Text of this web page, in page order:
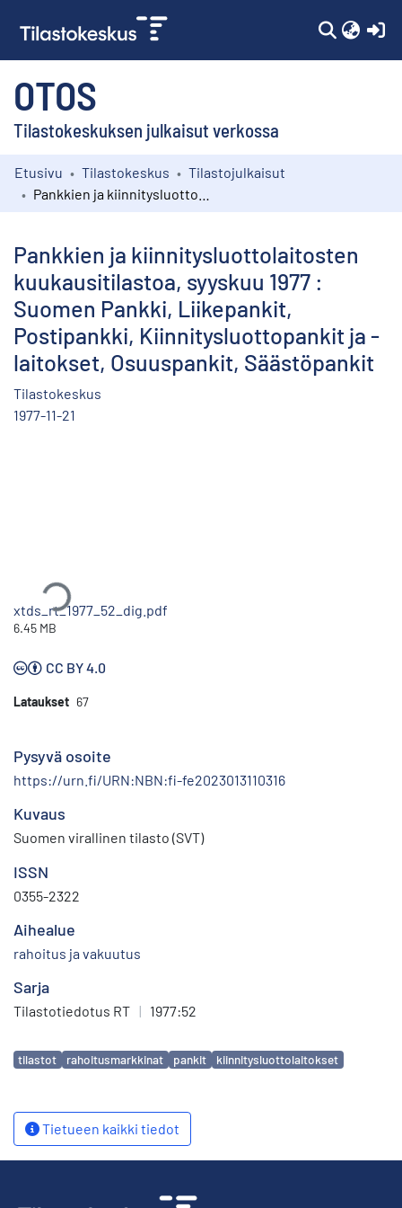
OTOS
Tilastokeskuksen julkaisut verkossa
Kokoelmat
Etusivu Tilastokeskus
Tilastojulkaisut
Pankkien ja kiinnitysluottolaitosten
kuukausitilastoa, syyskuu 1977 :
Suomen Pankki, Liikepankit,
Postipankki, Kiinnitysluottopankit ja -
laitokset, Osuuspankit, Säästöpankit
Tilastokeskus
1977-11-21
xtds_rt_1977_52_dig.pdf
6.45 MB
CC BY 4.0
Lataukset 67
Pysyvä osoite
https://urn.fi/URN:NBN:fi-fe2023013110316
Kuvaus
Suomen virallinen tilasto (SVT)
ISSN
0355-2322
Aihealue
rahoitus ja vakuutus
Sarja
Tilastotiedotus RT | 1977:52
Avainsanat
tilastot rahoitusmarkkinat pankit kiinnitysluottolaitokset
Tietueen kaikki tiedot